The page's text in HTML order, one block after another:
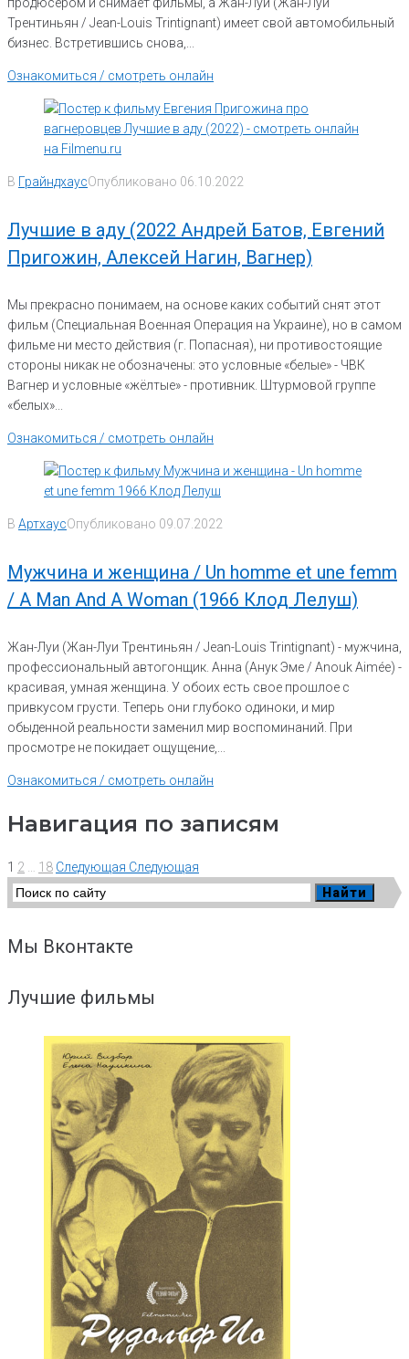
Трентиньян / Jean-Louis Trintignant) имеет свой автомобильный
бизнес. Встретившись снова,...
Ознакомиться / смотреть онлайн
В ГрайндхаусОпубликовано 06.10.2022
Лучшие в аду (2022 Андрей Батов, Евгений
Пригожин, Алексей Нагин, Вагнер)
Мы прекрасно понимаем, на основе каких событий снят этот
фильм (Специальная Военная Операция на Украине), но в самом
фильме ни место действия (г. Попасная), ни противостоящие
стороны никак не обозначены: это условные «белые» - ЧВК
Вагнер и условные «жёлтые» - противник. Штурмовой группе
«белых»...
Ознакомиться / смотреть онлайн
В АртхаусОпубликовано 09.07.2022
Мужчина и женщина / Un homme et une femm
/ A Man And A Woman (1966 Клод Лелуш)
Жан-Луи (Жан-Луи Трентиньян / Jean-Louis Trintignant) - мужчина,
профессиональный автогонщик. Анна (Анук Эме / Anouk Aimée) -
красивая, умная женщина. У обоих есть свое прошлое с
привкусом грусти. Теперь они глубоко одиноки, и мир
обыденной реальности заменил мир воспоминаний. При
просмотре не покидает ощущение,...
Ознакомиться / смотреть онлайн
Навигация по записям
1 2 … 18 Следующая Следующая
Мы Вконтакте
Лучшие фильмы